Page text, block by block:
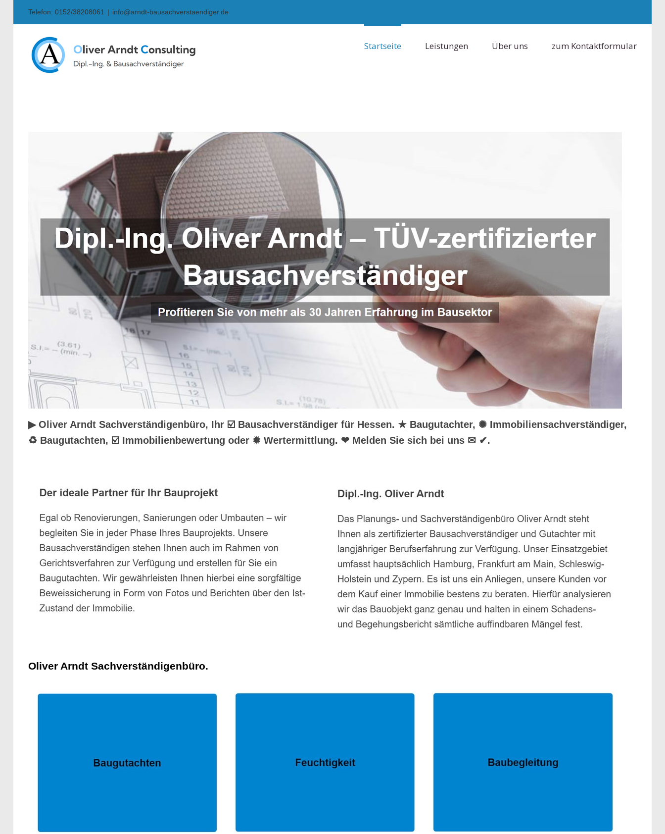
Telefon: 0152/38208061 | info@arndt-bausachverstaendiger.de
Startseite Leistungen Über uns zum Kontaktformular
▶︎ Oliver Arndt Sachverständigenbüro, Ihr ☑️ Bausachverständiger für Hessen. ★ Baugutachter, ✺ Immobiliensachverständiger,
♻ Baugutachten, ☑️ Immobilienbewertung oder ✹ Wertermittlung. ❤ Melden Sie sich bei uns ✉ ✔.
Oliver Arndt Sachverständigenbüro.